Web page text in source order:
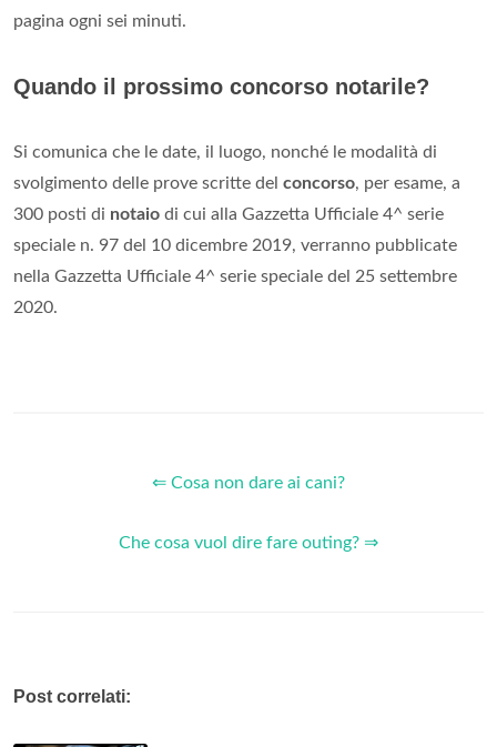
pagina ogni sei minuti.
Quando il prossimo concorso notarile?
Si comunica che le date, il luogo, nonché le modalità di
svolgimento delle prove scritte del concorso, per esame, a
300 posti di notaio di cui alla Gazzetta Ufficiale 4^ serie
speciale n. 97 del 10 dicembre 2019, verranno pubblicate
nella Gazzetta Ufficiale 4^ serie speciale del 25 settembre
2020.
⇐ Cosa non dare ai cani?
Che cosa vuol dire fare outing? ⇒
Post correlati: